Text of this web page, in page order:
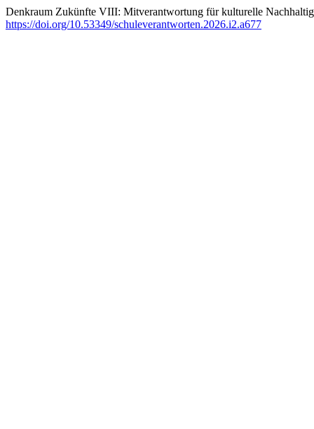
Denkraum Zukünfte VIII: Mitverantwortung für kulturelle
https://doi.org/10.53349/schuleverantworten.2026.i2.a677